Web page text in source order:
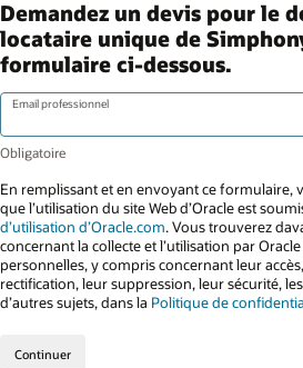
Demandez un devis pour le
locataire unique de
formulaire ci-dessous.
Email professionnel
En remplissant et en envoyant ce formulaire,
que l’utilisation du site Web d’Oracle est
d’utilisation d’Oracle.com. Vous trouverez
concernant la collecte et l’utilisation par
personnelles, y compris concernant leur
rectification, leur suppression, leur sécurité,
d’autres sujets, dans la Politique de
Continuer